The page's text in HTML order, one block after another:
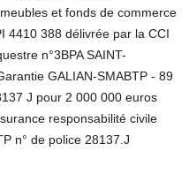
et fonds de commerce
4410 388 délivrée par la CCI
n°3BPA SAINT-
GALIAN-SMABTP - 89
J pour 2 000 000 euros
responsabilité civile
n° de police 28137.J